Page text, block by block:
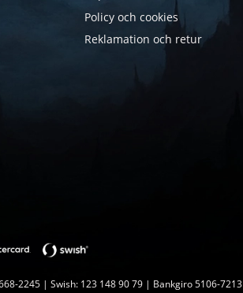
Policy och cookies
Reklamation och retur
2245 | Swish: 123 148 90 79 | Bankgiro 5106-7213